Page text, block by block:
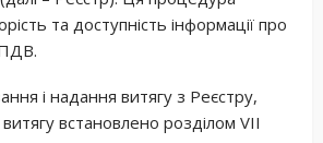
та доступність інформації про
і надання витягу з Реєстру,
встановлено розділом VII